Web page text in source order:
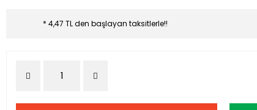
* 4,47 TL den başlayan taksitlerle!!